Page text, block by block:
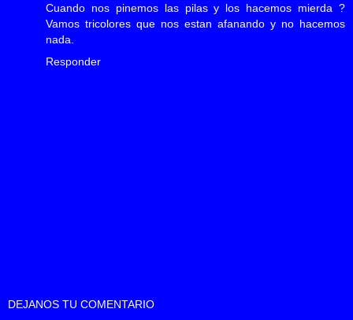
Cuando nos pinemos las pilas y los hacemos mierda ?
Vamos tricolores que nos estan afanando y no hacemos
nada.
Responder
DEJANOS TU COMENTARIO